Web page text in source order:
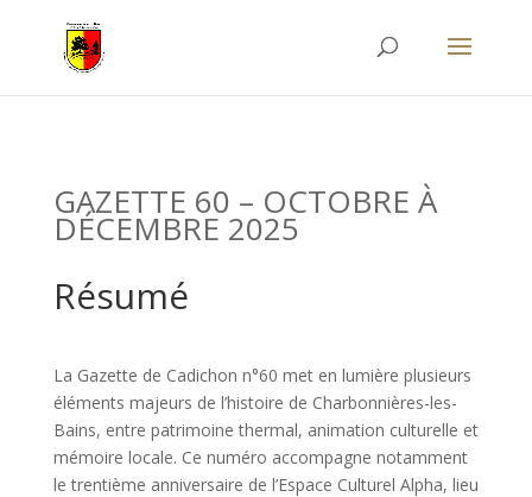
GAZETTE 60 – OCTOBRE À
DÉCEMBRE 2025
Résumé
La Gazette de Cadichon n°60 met en lumière plusieurs
éléments majeurs de l’histoire de Charbonnières-les-
Bains, entre patrimoine thermal, animation culturelle et
mémoire locale. Ce numéro accompagne notamment
le trentième anniversaire de l’Espace Culturel Alpha, lieu